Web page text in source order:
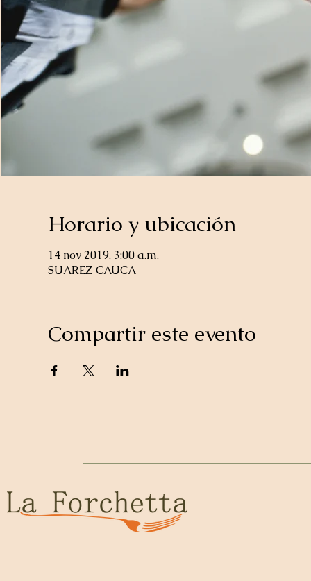
Horario y ubicación
14 nov 2019, 3:00 a.m.
SUAREZ CAUCA
Compartir este evento